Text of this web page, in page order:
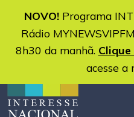
NOVO!Programa
Rádio
8h30 da manhã.
acesse a